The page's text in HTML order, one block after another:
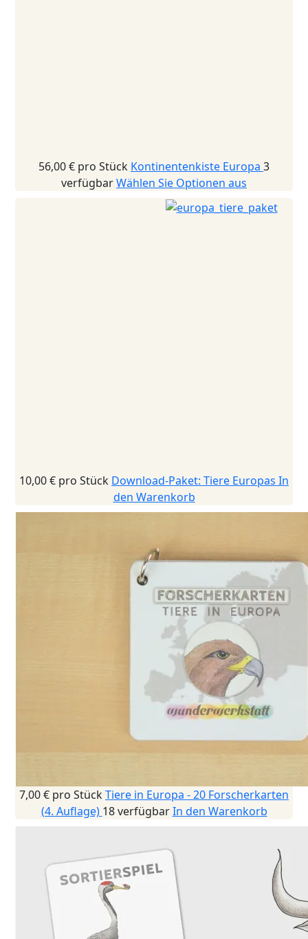
56,00 € pro Stück Kontinentenkiste Europa 3
verfügbarWählen Sie Optionen aus
10,00 € pro Stück Download-Paket: Tiere Europas In
den Warenkorb
7,00 € pro StückTiere in Europa - 20 Forscherkarten
(4. Auflage) 18 verfügbar In den Warenkorb